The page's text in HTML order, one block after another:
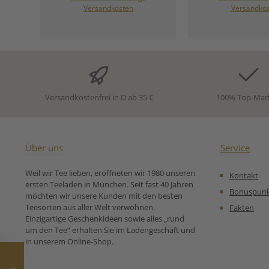
natürliches Zitrus-Aroma,
Kardamom*,
Sonnenblumenblüten*,
schwarzer Pfeffer*. * aus
kontrolliert biologischem
Versandkosten
Reis*,
kontrolliert
Anbau
für Grüner Bio
Versandkostenfrei in D ab 35 € 100% Top-
Über uns
Weil wir Tee lieben, eröffneten wir 1980 unseren
ersten Teeladen in München. Seit fast 40 Jahren
möchten wir unsere Kunden mit den besten
Teesorten aus aller Welt verwöhnen.
Einzigartige Geschenkideen sowie alles „rund
um den Tee“ erhalten Sie im Ladengeschäft und
in unserem Online-Shop.
Service
Kontakt
Fakten